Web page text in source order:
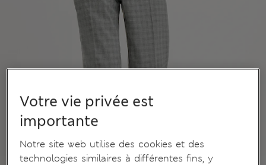
Votre vie privée est
importante
Notre site web utilise des cookies et des
technologies similaires à différentes fins, y